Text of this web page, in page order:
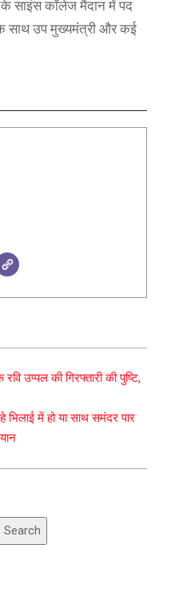
के साइंस कॉलेज मैदान में पद
साथ उप मुख्यमंत्री और कई
उप्पल की गिरफ्तारी की पुष्टि,
भिलाई में हो या साथ समंदर पार
Search